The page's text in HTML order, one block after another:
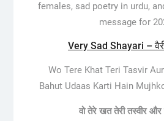
females, sad poetry in urdu,
message for
Very Sad Shayari –
Wo Tere Khat Teri Tasvir
Bahut Udaas Karti Hain
वो तेरे खत तेरी तस्वीर